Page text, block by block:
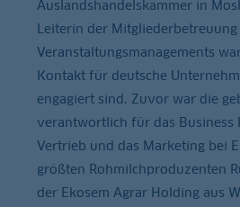
Auslandshandelskammer in
Leiterin der Mitgliederbetreuung
Veranstaltungsmanagements
Kontakt für deutsche
engagiert sind. Zuvor war die
verantwortlich für das Business
Vertrieb und das Marketing bei
größten Rohmilchproduzenten
der Ekosem Agrar Holding aus